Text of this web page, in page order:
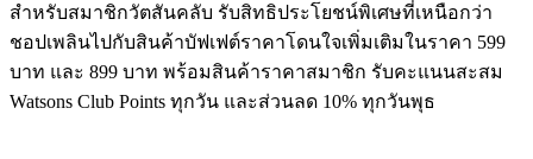
สำหรับสมาชิกวัตสันคลับ รับสิทธิประโยชน์พิเศษที่เหนือกว่า
ชอปเพลินไปกับสินค้าบัฟเฟต์ราคาโดนใจเพิ่มเติมในราคา 599
บาท และ 899 บาท พร้อมสินค้าราคาสมาชิก รับคะแนนสะสม
Watsons Club Points ทุกวัน และส่วนลด 10% ทุกวันพุธ